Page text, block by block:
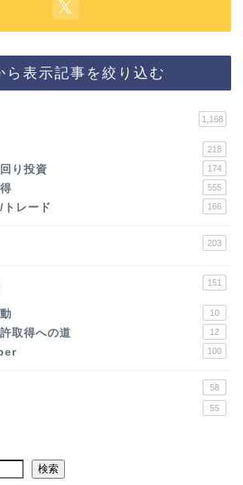
ら表示記事を絞り込む
1,168
218
り投資 174
555
トレード 166
203
151
10
取得への道 12
100
58
55
検索